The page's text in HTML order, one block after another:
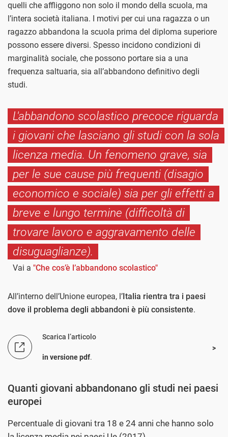
quelli che affliggono non solo il mondo della scuola, ma
l’intera società italiana. I motivi per cui una ragazza o un
ragazzo abbandona la scuola prima del diploma superiore
possono essere diversi. Spesso incidono condizioni di
marginalità sociale, che possono portare sia a una
frequenza saltuaria, sia all’abbandono definitivo degli
studi.
L'abbandono scolastico precoce riguarda
i giovani che lasciano gli studi con la sola
licenza media. Un fenomeno grave, sia
per le sue cause più frequenti (disagio
economico e sociale) sia per gli effetti a
breve e lungo termine (difficoltà di
trovare lavoro e aggravamento delle
disuguaglianze).
Vai a "Che cos’è l’abbandono scolastico"
All’interno dell’Unione europea, l’ Italia rientra tra i paesi
dove il problema degli abbandoni è più consistente.
Scarica l’articolo
in versione pdf.
Quanti giovani abbandonano gli studi nei paesi
europei
Percentuale di giovani tra 18 e 24 anni che hanno solo